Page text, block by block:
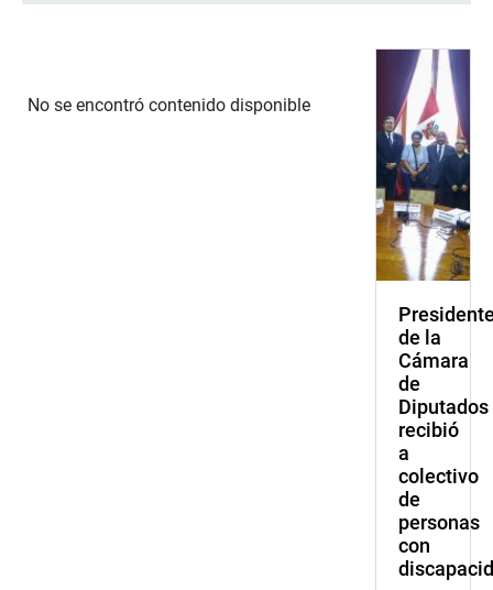
No se encontró contenido disponible
de la
Cámara
de
Diputados
recibió
a
colectivo
de
personas
con